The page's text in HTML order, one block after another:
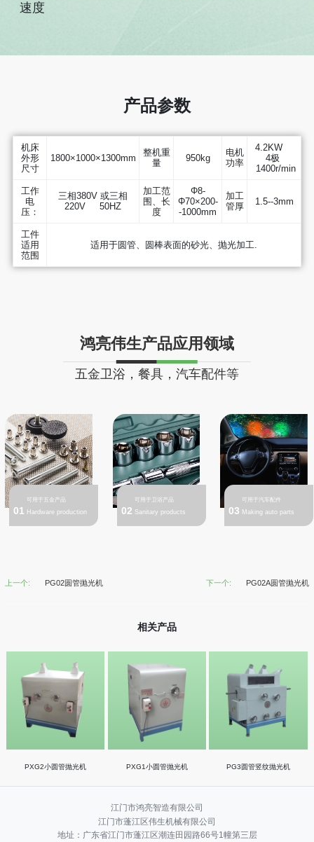
速度
产品参数
机床
外形
尺寸
1800×1000×1300mm
整机重
量
950kg
电机
功率
4.2KW
4极
1400r/min
工作
电
压：
三相380V 或三相
220V 50HZ
加工范
围、长
度
Φ8-
Φ70×200-
-1000mm
加工
管厚
1.5--3mm
工件
适用
范围
适用于圆管、圆棒表面的砂光、抛光加工.
鸿亮伟生产品应用领域
五金卫浴，餐具，汽车配件等
01
可用于五金产品
Hardware production 02
可用于卫浴产品
Sanitary products 03
可用于汽车配件
Making auto parts
下一个: PG02A圆管抛光机
上一个: PG02圆管抛光机
相关产品
PXG2小圆管抛光机 PXG1小圆管抛光机 PG3圆管竖纹抛光机
江门市鸿亮智造有限公司
江门市蓬江区伟生机械有限公司
地址：广东省江门市蓬江区潮连田园路66号1幢第三层